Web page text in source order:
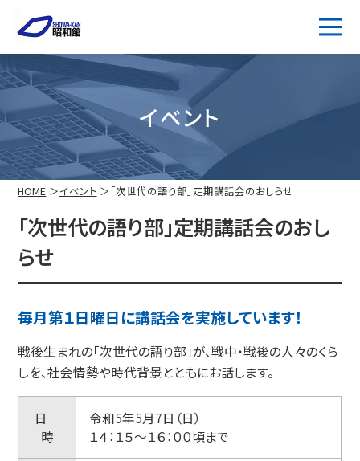
イベント
HOME イベント 「次世代の語り部」定期講話会のおしらせ
「次世代の語り部」定期講話会のおし
らせ
毎月第１日曜日に講話会を実施しています！
戦後生まれの「次世代の語り部」が、戦中・戦後の人々のくら
しを、社会情勢や時代背景とともにお話します。
日
時
令和5年5月7日（日）
１４：１５～１６：００頃まで